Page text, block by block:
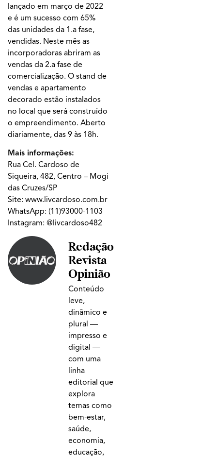
lançado em março de 2022
e é um sucesso com 65%
das unidades da 1.a fase,
vendidas. Neste mês as
incorporadoras abriram as
vendas da 2.a fase de
comercialização. O stand de
vendas e apartamento
decorado estão instalados
no local que será construído
o empreendimento. Aberto
diariamente, das 9 às 18h.
Mais informações:
Rua Cel. Cardoso de
Siqueira, 482, Centro – Mogi
das Cruzes/SP
Site: www.livcardoso.com.br
WhatsApp: (11)93000-1103
Instagram: @livcardoso482
Redação
Revista
Opinião
Conteúdo
leve,
dinâmico e
plural —
impresso e
digital —
com uma
linha
editorial que
explora
temas como
bem-estar,
saúde,
economia,
educação,